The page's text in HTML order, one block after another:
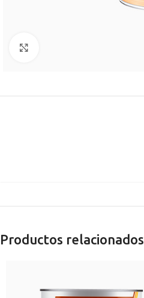
Productos relacionados